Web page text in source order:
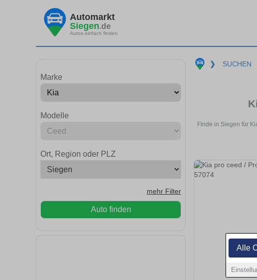
Alle
Automarkt
Siegen.de
Autos einfach finden
Marke
Modelle
Ort, Region oder PLZ
mehr Filter
Auto finden
❯ SUCHEN
Finde in Siegen für